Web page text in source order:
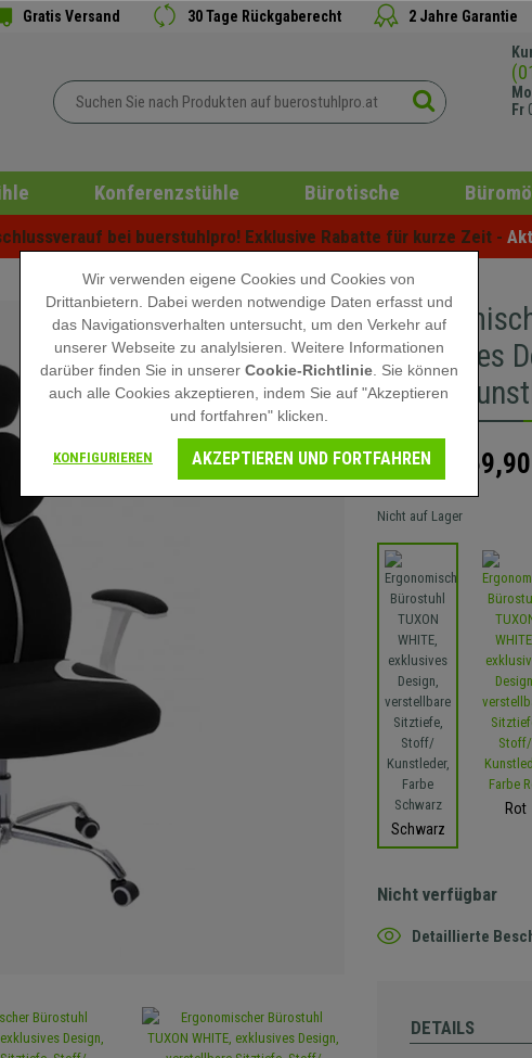
Gratis Versand 30 Tage Rückgaberecht 2 Jahre Garantie
Fr
Konferenzstühle Bürotische
bei buerstuhlpro! Exklusive Rabatte für kurze Zeit -
exklusives
Stoff/
319,90 €
Nicht auf Lager
Schwarz
Rot
Nicht verfügbar
Detaillierte
DETAILS
Wir verwenden eigene Cookies und Cookies von
Drittanbietern. Dabei werden notwendige Daten erfasst und
das Navigationsverhalten untersucht, um den Verkehr auf
unserer Webseite zu analylsieren. Weitere Informationen
darüber finden Sie in unserer Cookie-Richtlinie. Sie können
auch alle Cookies akzeptieren, indem Sie auf "Akzeptieren
und fortfahren" klicken.
KONFIGURIEREN AKZEPTIEREN UND FORTFAHREN